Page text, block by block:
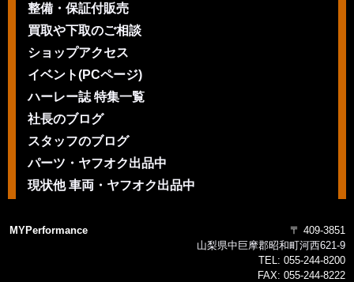
整備・保証付販売
買取や下取のご相談
ショップアクセス
イベント(PCページ)
ハーレー誌 特集一覧
社長のブログ
スタッフのブログ
パーツ・ヤフオク出品中
現状他 車両・ヤフオク出品中
MYPerformance
〒 409-3851
山梨県中巨摩郡昭和町河西621-9
TEL: 055-244-8200
FAX: 055-244-8222